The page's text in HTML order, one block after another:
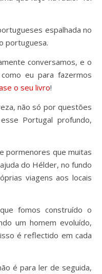
espalhada no
portuguesa.
conversamos, e o
eu para fazermos
o seu livro!
não só por questões
Portugal profundo,
pormenores que muitas
do Hélder, no fundo
viagens aos locais
fomos construído o
um homem evoluído,
é reflectido em cada
é para ler de seguida,